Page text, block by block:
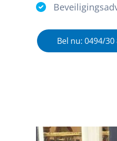
Bel nu: 0494/30